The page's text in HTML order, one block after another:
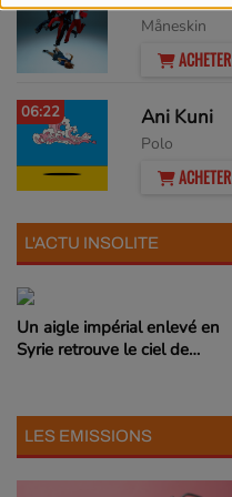
Måneskin
06:22 Ani Kuni
Polo
L'ACTU INSOLITE
Un aigle impérial enlevé en
Syrie retrouve le ciel de
LES EMISSIONS